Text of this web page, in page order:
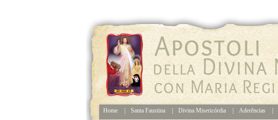
Home Santa Faustina Divina Misericórdia Aderências